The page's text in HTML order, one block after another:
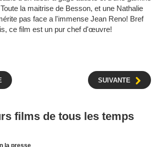
la maitrise de Besson, et une Nathalie
pas face a l'immense Jean Reno! Bref
ce film est un pur chef d'œuvre!
SUIVANTE
films de tous les temps